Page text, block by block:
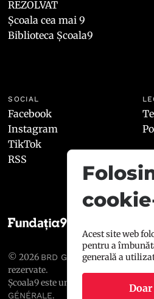
REZOLVAT
Școala cea mai 9
Biblioteca Școala9
SOCIAL
Facebook
Instagram
TikTok
RSS
© 2026 BRD GROUPE SOCIÉTÉ
rezervate.
Școala9 este un proiect susținut de
GÉNÉRALE.
Acest site web
pentru a
generală a